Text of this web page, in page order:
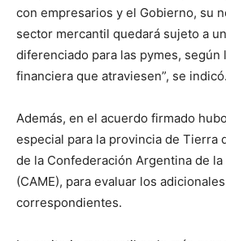
con empresarios y el Gobierno, su
sector mercantil quedará sujeto a
diferenciado para las pymes, según
financiera que atraviesen”, se indicó.
Además, en el acuerdo firmado
especial para la provincia de Tierra
de la Confederación Argentina de la
(CAME), para evaluar los
correspondientes.